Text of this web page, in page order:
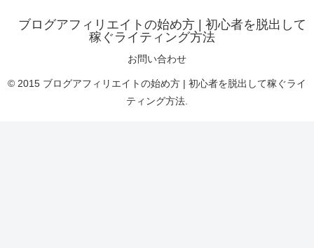
ブログアフィリエイトの始め方 | 初心者を脱出して
稼ぐライティング方法
お問い合わせ
© 2015 ブログアフィリエイトの始め方 | 初心者を脱出して稼ぐライ
ティング方法.